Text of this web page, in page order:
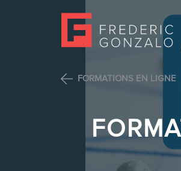
FORMATIONS EN LIGNE